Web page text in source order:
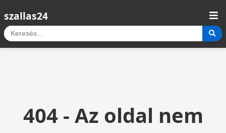
szallas24
404 - Az oldal nem